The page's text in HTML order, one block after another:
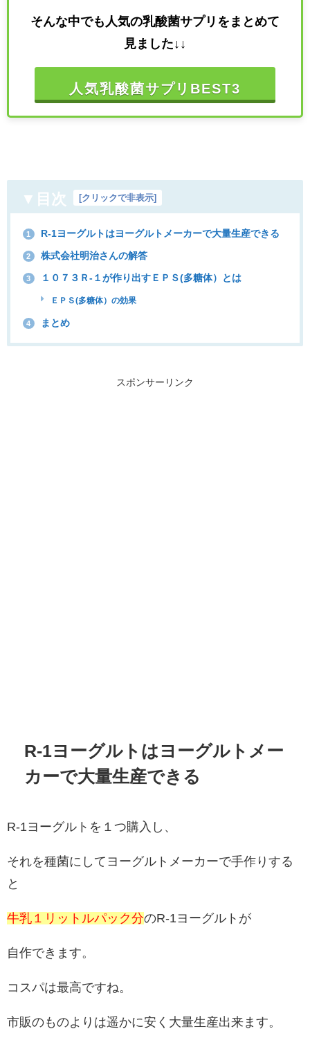
そんな中でも人気の乳酸菌サプリをまとめて
見ました↓↓
人気乳酸菌サプリBEST3
▼目次 [クリックで非表示]
1 R-1ヨーグルトはヨーグルトメーカーで大量生産できる
2 株式会社明治さんの解答
3 １０７３Ｒ-１が作り出すＥＰＳ(多糖体）とは
ＥＰＳ(多糖体）の効果
4 まとめ
スポンサーリンク
R-1ヨーグルトはヨーグルトメー
カーで大量生産できる
R-1ヨーグルトを１つ購入し、
それを種菌にしてヨーグルトメーカーで手作りする
と
牛乳１リットルパック分のR-1ヨーグルトが
自作できます。
コスパは最高ですね。
市販のものよりは遥かに安く大量生産出来ます。